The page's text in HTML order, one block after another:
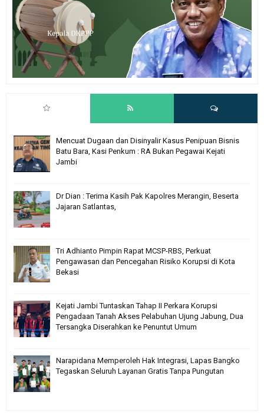
Mencuat Dugaan dan Disinyalir Kasus Penipuan Bisnis
Batu Bara, Kasi Penkum : RA Bukan Pegawai Kejati
Jambi
Dr Dian : Terima Kasih Pak Kapolres Merangin, Beserta
Jajaran Satlantas,
Tri Adhianto Pimpin Rapat MCSP-RBS, Perkuat
Pengawasan dan Pencegahan Risiko Korupsi di Kota
Bekasi
Kejati Jambi Tuntaskan Tahap II Perkara Korupsi
Pengadaan Tanah Akses Pelabuhan Ujung Jabung, Dua
Tersangka Diserahkan ke Penuntut Umum
Narapidana Memperoleh Hak Integrasi, Lapas Bangko
Tegaskan Seluruh Layanan Gratis Tanpa Pungutan